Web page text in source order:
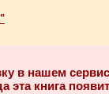
в нашем
книга